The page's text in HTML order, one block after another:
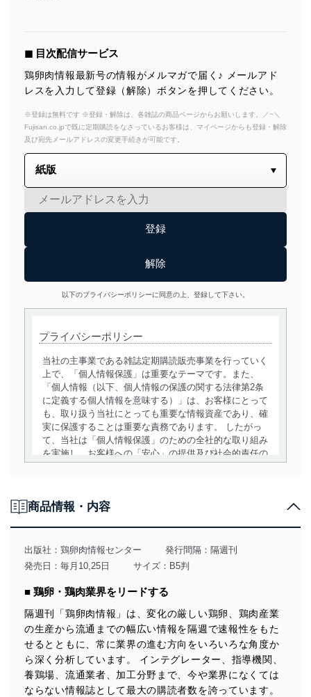
◼︎ 目次配信サービス
鶏卵肉情報最新号の情報がメルマガで届く♪ メールアド
レスを入力して登録（解除）ボタンを押してください。
※登録は無料です ※登録・解除は、各雑誌の商品ページからお願いします。／~＼
Fujisan.co.jpで既に定期購読をなさっているお客様は、マイページからも登録・解除
及び宛先メールアドレスの変更手続きが可能です。
以下のプライバシーポリシーに同意の上、登録して下さい。
プライバシーポリシー
当社の主事業である雑誌定期購読販売事業を行っていく
上で、「個人情報保護」は重要なテーマです。また、
「個人情報（以下、個人情報の保護の関する法律第2条
に定義する個人情報を意味する）」は、お客様にとって
も、取り扱う当社にとっても重要な情報資産であり、確
実に保護することは重要な責務であります。 したがっ
て、当社は「個人情報保護」のための全社的な取り組み
を実施し、お客様への「安心」の提供及び社会的責任の
用目的を明確にし、本人の同意を得たうえで利用目的の
達成に必要な範囲内で適法かつ公正な手段によって取
得・利用・提供を行います。また、当社が保有している
個人情報は、同意を得ずに目的外利用、第三者への提
みを確実にするため、従業者等の教育を徹底してまいり
ます。また、目的外利用を行わないために、適切な管理
措置を講じます。
法令遵守
当社は、個人情報に関連する法令、国が定める指針及び
その他の規範を遵守します。また、当社の管理の仕組み
商品情報・内容
出版社： 鶏卵肉情報センター
発行間隔：隔週刊
発売日：毎月10,25日
サイズ：B5判
■ 鶏卵・鶏肉業界をリードする
隔週刊「鶏卵肉情報」は、変化の厳しい鶏卵、鶏肉産業
の生産から流通までの幅広い情報を隔週で速報性をもた
せるとともに、常に業界の進む方向をいろいろな角度か
ら深く分析しています。 インテグレーター、指導機関、
養鶏場、流通業者、加工分野まで、今や業界になくては
ならない情報誌として最大の購読者数を誇っています。